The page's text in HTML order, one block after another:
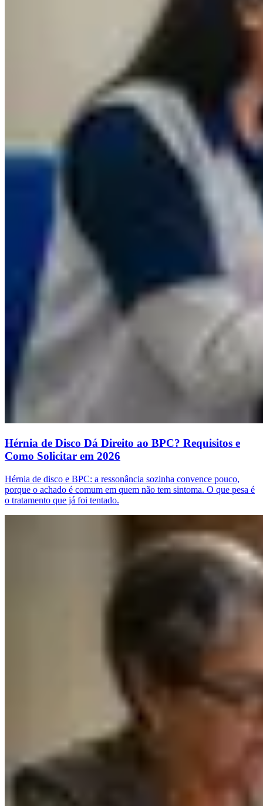
Hérnia de Disco Dá Direito ao BPC? Requisitos e
Como Solicitar em 2026
Hérnia de disco e BPC: a ressonância sozinha convence pouco,
porque o achado é comum em quem não tem sintoma. O que pesa é
o tratamento que já foi tentado.